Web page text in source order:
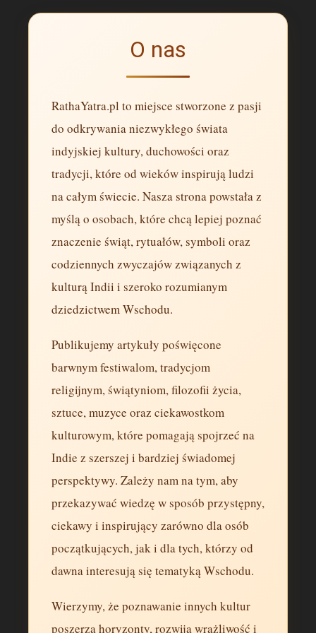
O nas
RathaYatra.pl to miejsce stworzone z pasji
do odkrywania niezwykłego świata
indyjskiej kultury, duchowości oraz
tradycji, które od wieków inspirują ludzi
na całym świecie. Nasza strona powstała z
myślą o osobach, które chcą lepiej poznać
znaczenie świąt, rytuałów, symboli oraz
codziennych zwyczajów związanych z
kulturą Indii i szeroko rozumianym
dziedzictwem Wschodu.
Publikujemy artykuły poświęcone
barwnym festiwalom, tradycjom
religijnym, świątyniom, filozofii życia,
sztuce, muzyce oraz ciekawostkom
kulturowym, które pomagają spojrzeć na
Indie z szerszej i bardziej świadomej
perspektywy. Zależy nam na tym, aby
przekazywać wiedzę w sposób przystępny,
ciekawy i inspirujący zarówno dla osób
początkujących, jak i dla tych, którzy od
dawna interesują się tematyką Wschodu.
Wierzymy, że poznawanie innych kultur
poszerza horyzonty, rozwija wrażliwość i